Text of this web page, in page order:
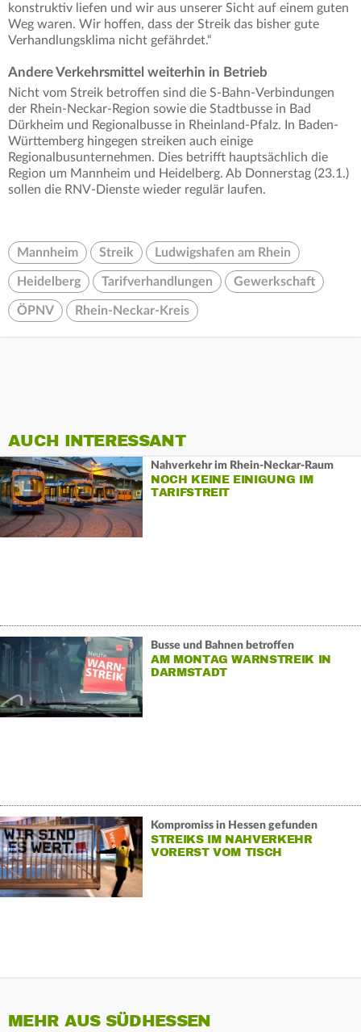
konstruktiv liefen und wir aus unserer Sicht auf einem guten
Weg waren. Wir hoffen, dass der Streik das bisher gute
Verhandlungsklima nicht gefährdet.“
Andere Verkehrsmittel weiterhin in Betrieb
Nicht vom Streik betroffen sind die S-Bahn-Verbindungen
der Rhein-Neckar-Region sowie die Stadtbusse in Bad
Dürkheim und Regionalbusse in Rheinland-Pfalz. In Baden-
Württemberg hingegen streiken auch einige
Regionalbusunternehmen. Dies betrifft hauptsächlich die
Region um Mannheim und Heidelberg. Ab Donnerstag (23.1.)
sollen die RNV-Dienste wieder regulär laufen.
Mannheim Streik Ludwigshafen am Rhein
Heidelberg Tarifverhandlungen Gewerkschaft
ÖPNV Rhein-Neckar-Kreis
AUCH INTERESSANT
Nahverkehr im Rhein-Neckar-Raum
NOCH KEINE EINIGUNG IM
TARIFSTREIT
Busse und Bahnen betroffen
AM MONTAG WARNSTREIK IN
DARMSTADT
Kompromiss in Hessen gefunden
STREIKS IM NAHVERKEHR
VORERST VOM TISCH
MEHR AUS SÜDHESSEN